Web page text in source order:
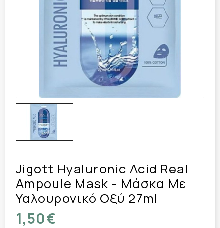
Jigott Hyaluronic Acid Real
Ampoule Mask - Μάσκα Με
Υαλουρονικό Οξύ 27ml
1,50€